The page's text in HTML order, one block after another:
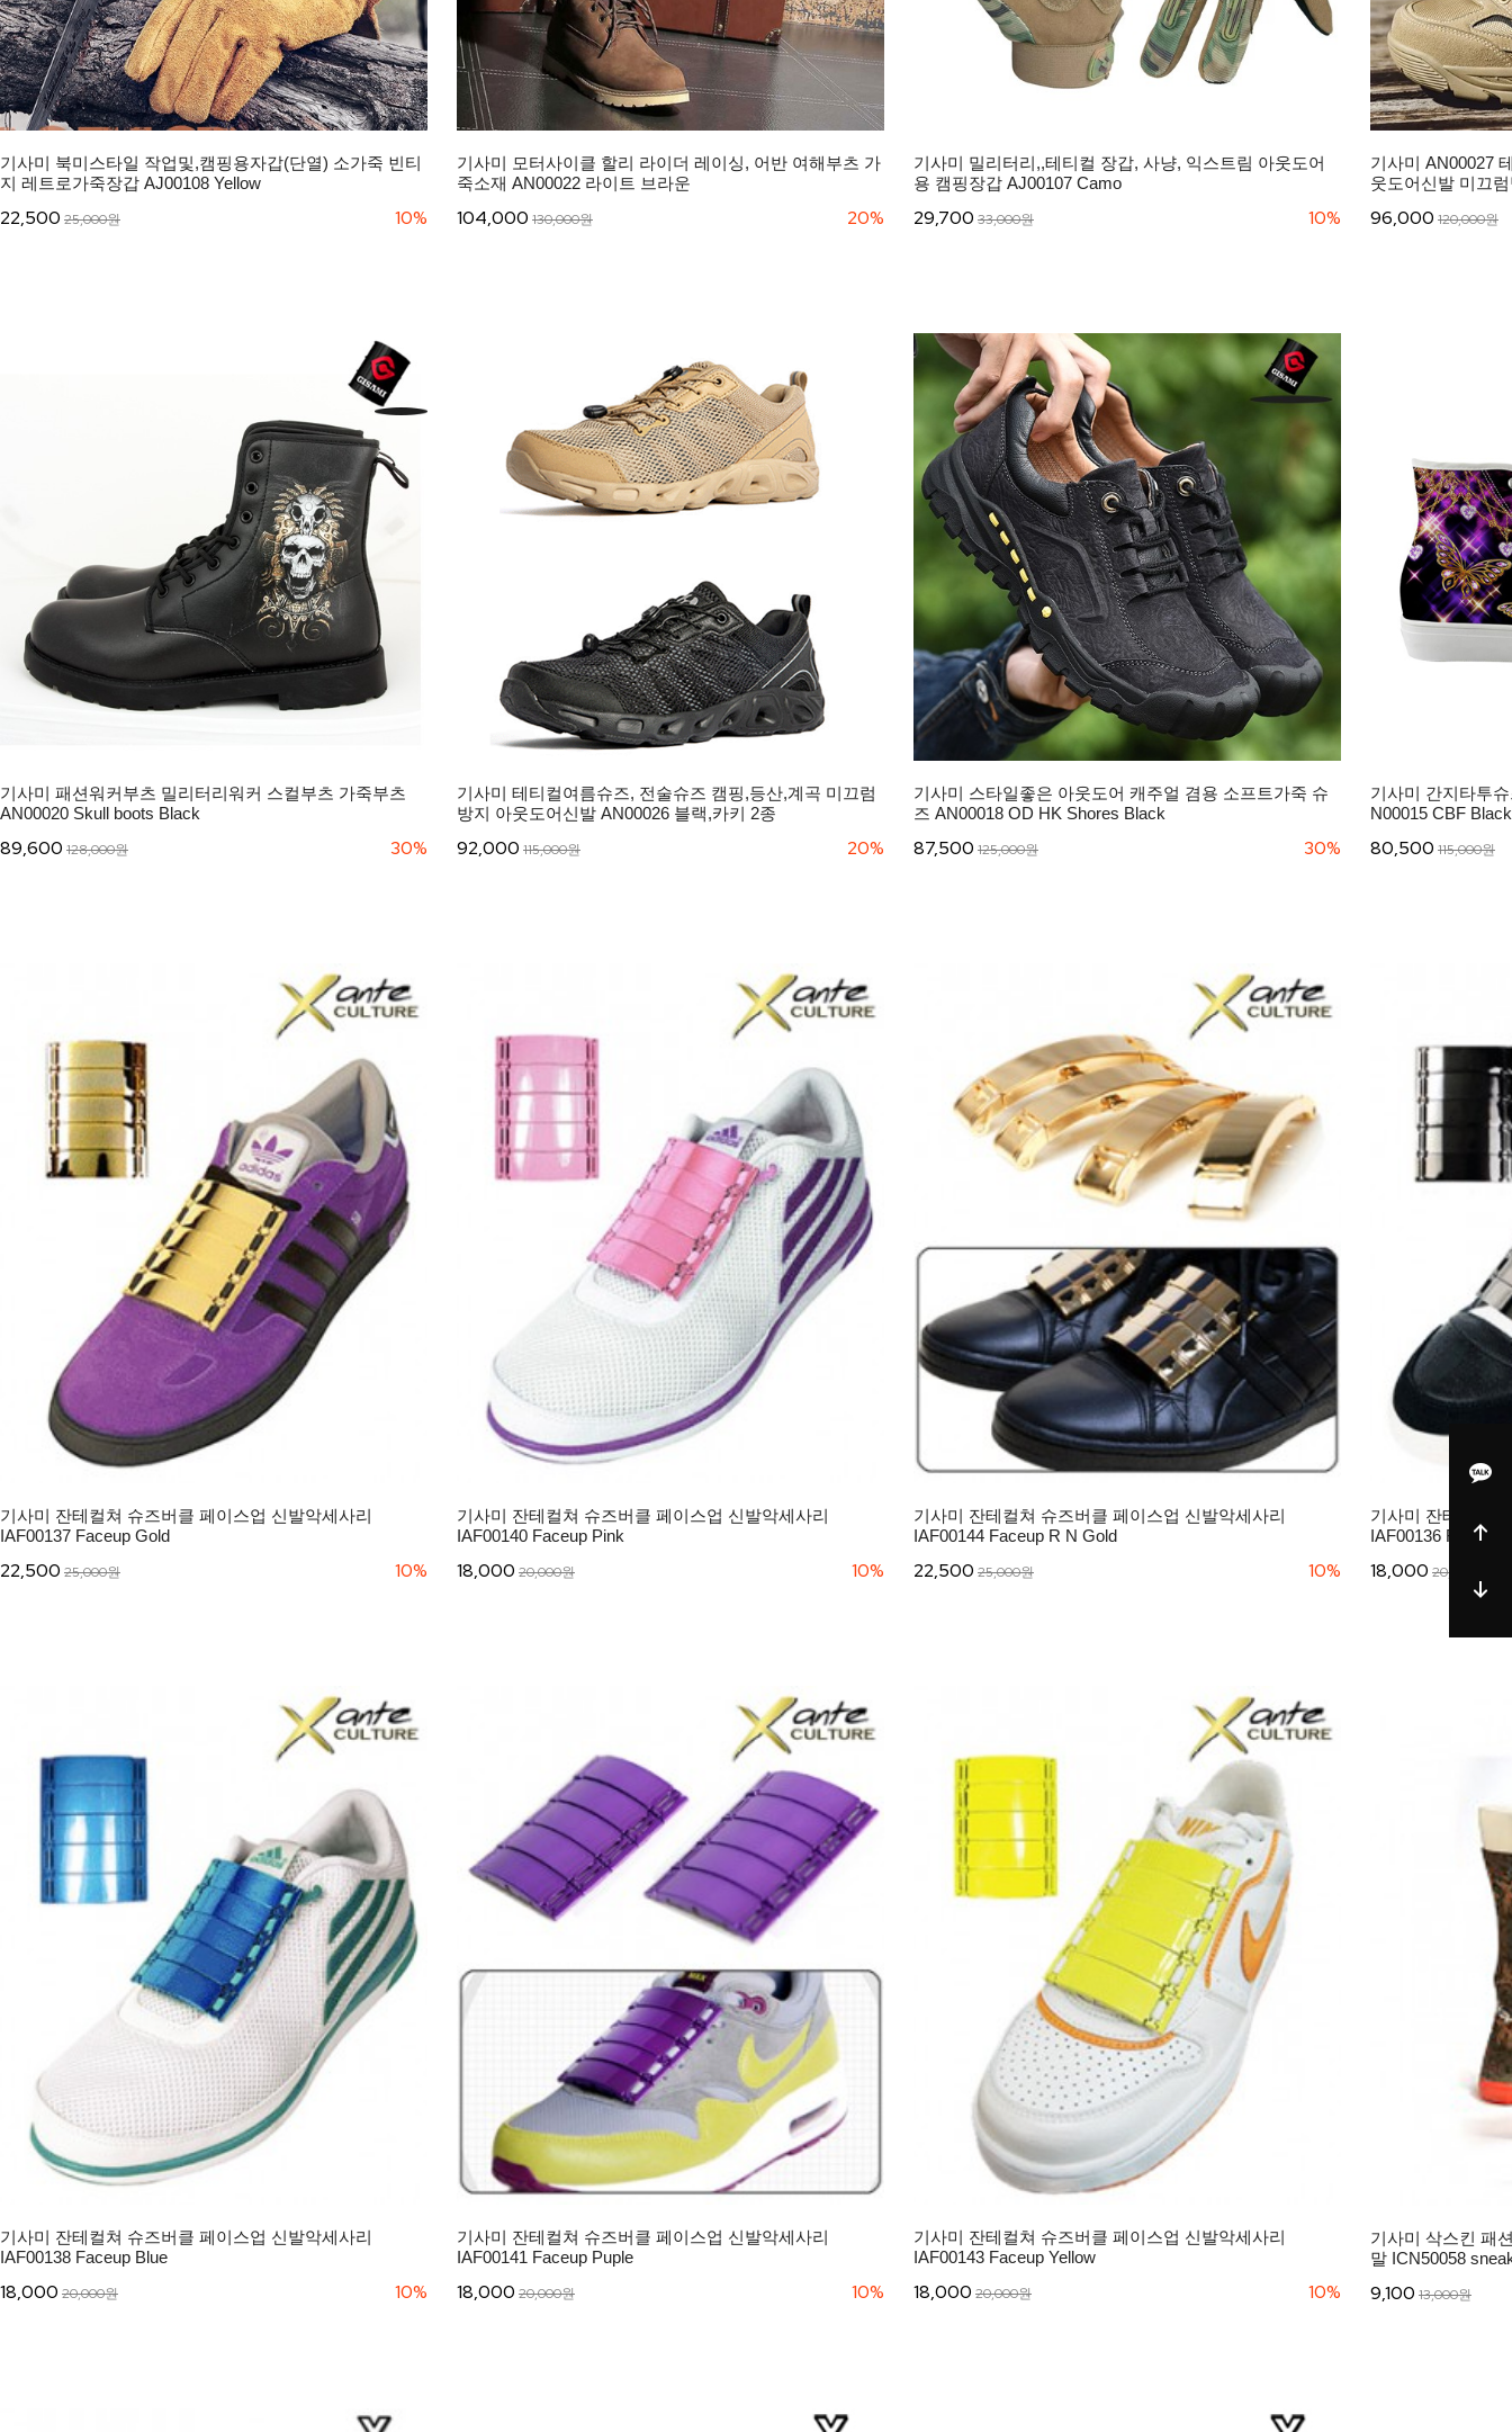
기사미 북미스타일 작업및,캠핑용자갑(단열) 소가죽 빈티
지 레트로가죽장갑 AJ00108 Yellow
22,500 25,000원 10%
기사미 모터사이클 할리 라이더 레이싱, 어반 여해부츠 가
죽소재 AN00022 라이트 브라운
104,000 130,000원 20%
기사미 밀리터리,,테티컬 장갑, 사냥, 익스트림 아웃도어
용 캠핑장갑 AJ00107 Camo
29,700 33,000원 10%
기사미 AN00027
웃도어신발 미끄
96,000 120,000원
기사미 패션워커부츠 밀리터리워커 스컬부츠 가죽부츠
AN00020 Skull boots Black
89,600 128,000원 30%
기사미 테티컬여름슈즈, 전술슈즈 캠핑,등산,계곡 미끄럼
방지 아웃도어신발 AN00026 블랙,카키 2종
92,000 115,000원 20%
기사미 스타일좋은 아웃도어 캐주얼 겸용 소프트가죽 슈
즈 AN00018 OD HK Shores Black
87,500 125,000원 30%
기사미 간지타투
N00015 CBF
80,500 115,000원
기사미 잔테컬쳐 슈즈버클 페이스업 신발악세사리
IAF00137 Faceup Gold
22,500 25,000원 10%
기사미 잔테컬쳐 슈즈버클 페이스업 신발악세사리
IAF00140 Faceup Pink
18,000 20,000원 10%
기사미 잔테컬쳐 슈즈버클 페이스업 신발악세사리
IAF00144 Faceup R N Gold
22,500 25,000원 10%
기사미 잔테컬쳐
IAF00136 Faceup
18,000 20,000원
기사미 잔테컬쳐 슈즈버클 페이스업 신발악세사리
IAF00138 Faceup Blue
18,000 20,000원 10%
기사미 잔테컬쳐 슈즈버클 페이스업 신발악세사리
IAF00141 Faceup Puple
18,000 20,000원 10%
기사미 잔테컬쳐 슈즈버클 페이스업 신발악세사리
IAF00143 Faceup Yellow
18,000 20,000원 10%
기사미 삭스킨 패
말 ICN50058
9,100 13,000원